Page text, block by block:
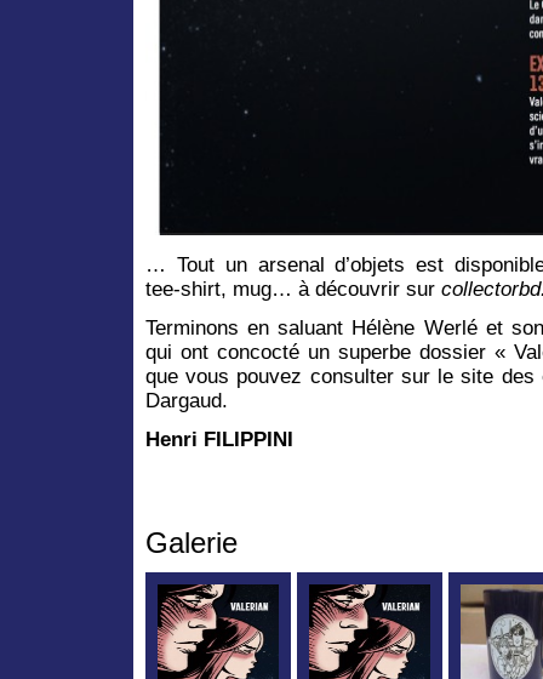
… Tout un arsenal d’objets est
tee-shirt, mug… à découvrir sur
Terminons en saluant Hélène Werlé et
qui ont concocté un superbe dossier «
que vous pouvez consulter sur le site des
Dargaud.
Henri FILIPPINI
Galerie